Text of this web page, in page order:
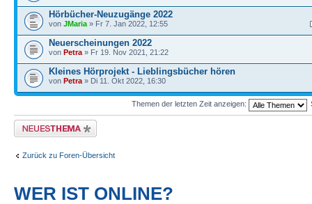
Hörbücher-Neuzugänge 2022
von JMaria » Fr 7. Jan 2022, 12:55
Neuerscheinungen 2022
von Petra » Fr 19. Nov 2021, 21:22
Kleines Hörprojekt - Lieblingsbücher hören
von Petra » Di 11. Okt 2022, 16:30
Themen der letzten Zeit anzeigen:
Neues Thema erstellen
Zurück zu Foren-Übersicht
WER IST ONLINE?